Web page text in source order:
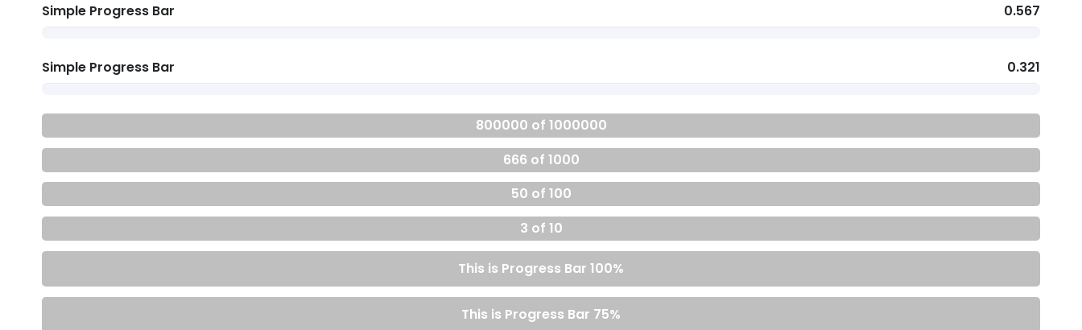
Simple Progress Bar 0.567
Simple Progress Bar 0.321
800000 of 1000000
666 of 1000
50 of 100
3 of 10
This is Progress Bar 100%
This is Progress Bar 75%